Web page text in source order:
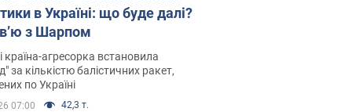
в Україні: що буде далі?
з Шарпом
країна-агресорка встановила
за кількістю балістичних ракет,
по Україні
07:00 42,3 т.